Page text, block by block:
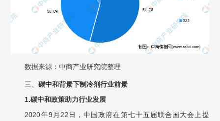
数据来源：中商产业研究院整理
三、碳中和背景下制冷剂行业前景
1.碳中和政策助力行业发展
2020年9月22日，中国政府在第七十五届联合国大会上提